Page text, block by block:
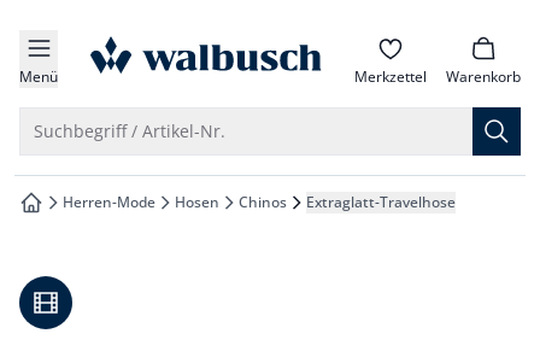
springen
springen
springen
springen
Menü zur Startseite Merkzettel Warenkorb
Suchbegriff / Artikel-Nr.
zur Startseite
Herren-Mode Hosen Chinos Extraglatt-Travelhose
Video